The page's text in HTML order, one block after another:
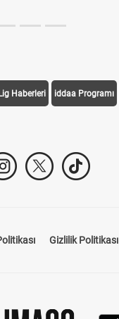
Haberleri iddaa Programı
Gizlilik Politikası